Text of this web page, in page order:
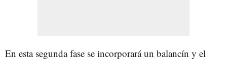
En esta segunda fase se incorporará un balancín y el